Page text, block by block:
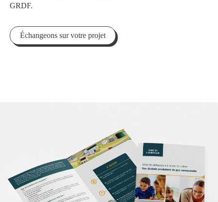
GRDF.
Échangeons sur votre projet